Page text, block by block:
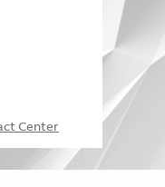
Center